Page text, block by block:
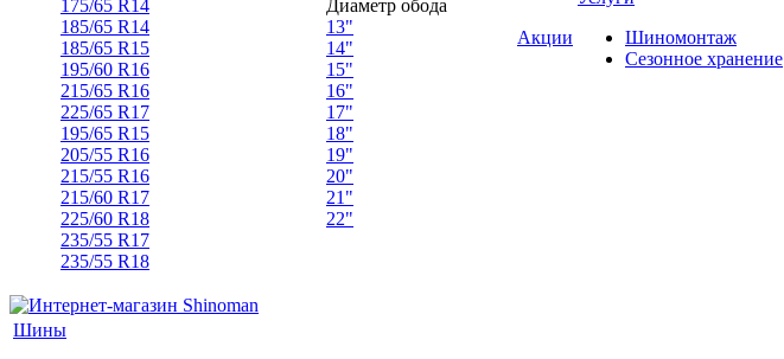
175/65 R14
185/65 R14
185/65 R15
195/60 R16
215/65 R16
225/65 R17
195/65 R15
205/55 R16
215/55 R16
215/60 R17
225/60 R18
235/55 R17
235/55 R18
Диаметр обода
13"
14"
15"
16"
17"
18"
19"
20"
21"
22"
Акции
Шиномонтаж
Сезонное хранение
Шины